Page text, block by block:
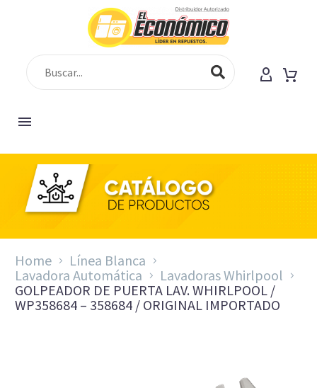
Home
Línea Blanca
Lavadora Automática
Lavadoras Whirlpool
GOLPEADOR DE PUERTA LAV. WHIRLPOOL /
WP358684 – 358684 / ORIGINAL IMPORTADO